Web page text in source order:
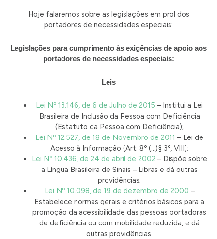
Hoje falaremos sobre as legislações em prol dos
portadores de necessidades especiais:
Legislações para cumprimento às exigências de apoio aos
portadores de necessidades especiais:
Leis
Lei Nº 13.146, de 6 de Julho de 2015 – Institui a Lei
Brasileira de Inclusão da Pessoa com Deficiência
(Estatuto da Pessoa com Deficiência);
Lei Nº 12.527, de 18 de Novembro de 2011 – Lei de
Acesso à Informação (Art. 8º (…)§ 3º, VIII);
Lei Nº 10.436, de 24 de abril de 2002 – Dispõe sobre
a Língua Brasileira de Sinais – Libras e dá outras
providências;
Lei Nº 10.098, de 19 de dezembro de 2000 –
Estabelece normas gerais e critérios básicos para a
promoção da acessibilidade das pessoas portadoras
de deficiência ou com mobilidade reduzida, e dá
outras providências.